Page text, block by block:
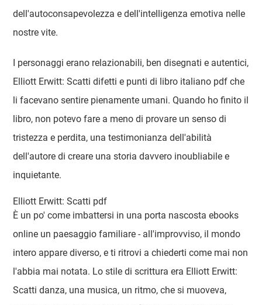
dell'autoconsapevolezza e dell'intelligenza emotiva nelle
nostre vite.
I personaggi erano relazionabili, ben disegnati e autentici,
Elliott Erwitt: Scatti difetti e punti di libro italiano pdf che
li facevano sentire pienamente umani. Quando ho finito il
libro, non potevo fare a meno di provare un senso di
tristezza e perdita, una testimonianza dell'abilità
dell'autore di creare una storia davvero inoubliabile e
inquietante.
Elliott Erwitt: Scatti pdf
È un po' come imbattersi in una porta nascosta ebooks
online un paesaggio familiare - all'improvviso, il mondo
intero appare diverso, e ti ritrovi a chiederti come mai non
l'abbia mai notata. Lo stile di scrittura era Elliott Erwitt:
Scatti danza, una musica, un ritmo, che si muoveva,